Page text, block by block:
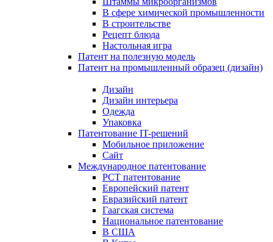
В сфере химической промышленности
В строительстве
Рецепт блюда
Настольная игра
Патент на полезную модель
Патент на промышленный образец (дизайн)
Дизайн
Дизайн интерьера
Одежда
Упаковка
Патентование IT-решений
Мобильное приложение
Сайт
Международное патентование
PCT патентование
Европейский патент
Евразийский патент
Гаагская система
Национальное патентование
В США